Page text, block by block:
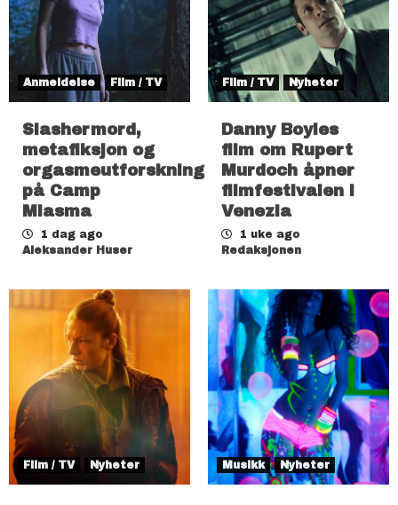
Anmeldelse Film / TV
Slashermord,
metafiksjon og
orgasmeutforskning
på Camp
Miasma
1 dag ago
Aleksander Huser
Film / TV Nyheter
Danny Boyles
film om Rupert
Murdoch åpner
filmfestivalen i
Venezia
1 uke ago
Redaksjonen
Film / TV Nyheter Musikk Nyheter